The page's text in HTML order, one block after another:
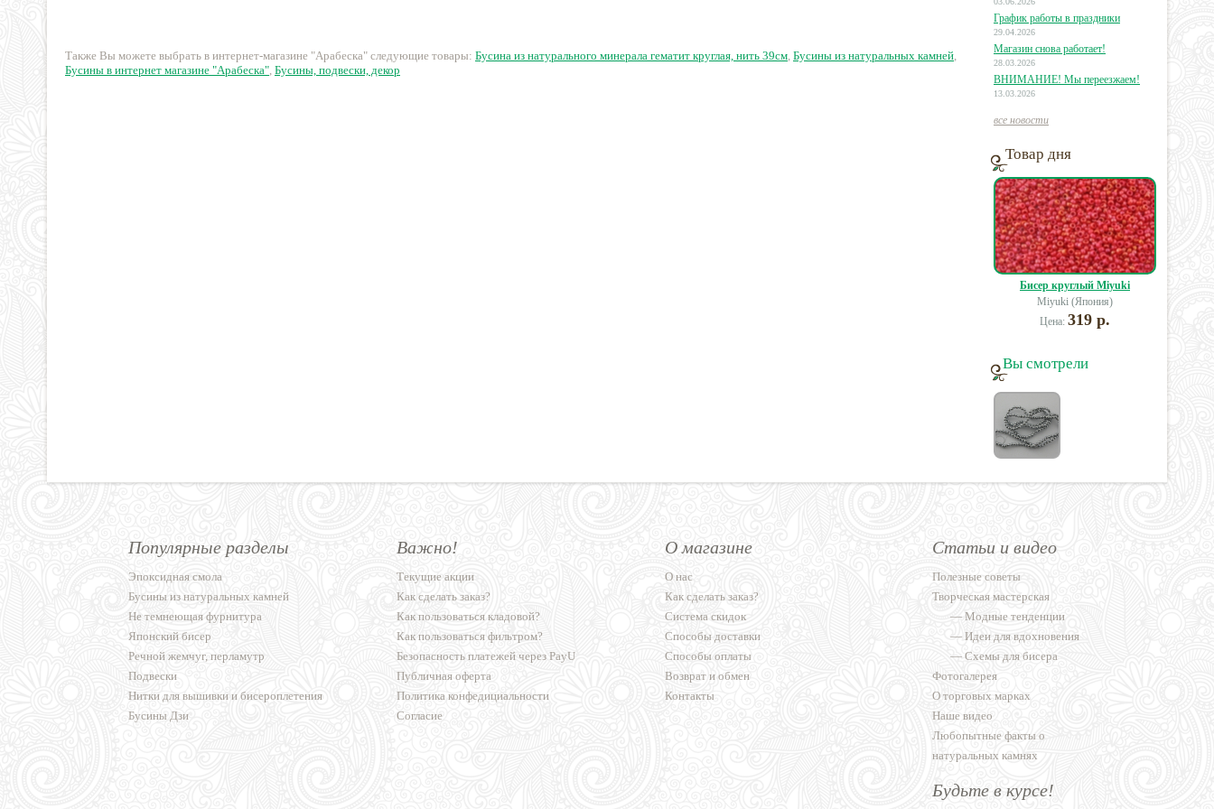
8 руб.
Также Вы можете выбрать в интернет-магазине "Арабеска" следующие товары: Бусина из натурального минерала гематит круглая, нить 39см, Бусины из натуральных камней,
Бусины в интернет магазине "Арабеска", Бусины, подвески, декор
График работы в праздники
29.04.2026
Магазин снова работает!
28.03.2026
ВНИМАНИЕ! Мы переезжаем!
13.03.2026
все новости
Товар дня
Бисер круглый Miyuki
Miyuki (Япония)
Цена: 319 р.
Вы смотрели
Популярные разделы
Эпоксидная смола
Бусины из натуральных камней
Не темнеющая фурнитура
Японский бисер
Речной жемчуг, перламутр
Подвески
Нитки для вышивки и бисероплетения
Бусины Дзи
Важно!
Текущие акции
Как сделать заказ?
Как пользоваться кладовой?
Как пользоваться фильтром?
Безопасность платежей через PayU
Публичная оферта
Политика конфедициальности
Согласие
О магазине
О нас
Как сделать заказ?
Система скидок
Способы доставки
Способы оплаты
Возврат и обмен
Контакты
Статьи и видео
Полезные советы
Творческая мастерская
—Модные тенденции
—Идеи для вдохновения
—Схемы для бисера
Фотогалерея
О торговых марках
Наше видео
Любопытные факты о
натуральных камнях
Будьте в курсе!